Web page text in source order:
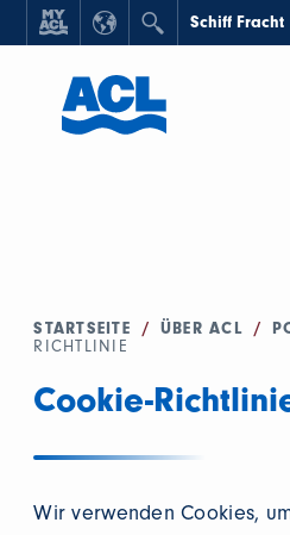
Schiff Fracht
STARTSEITE / ÜBER ACL /
RICHTLINIE
Cookie-
Wir verwenden Cookies,